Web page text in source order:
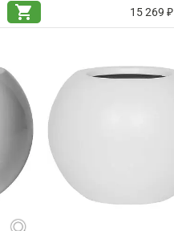
shopping_cart
15 269 ₽